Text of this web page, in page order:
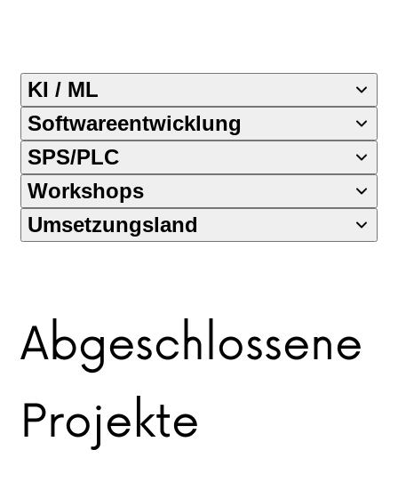
KI / ML
Softwareentwicklung
SPS/PLC
Workshops
Umsetzungsland
Abgeschlossene
Projekte